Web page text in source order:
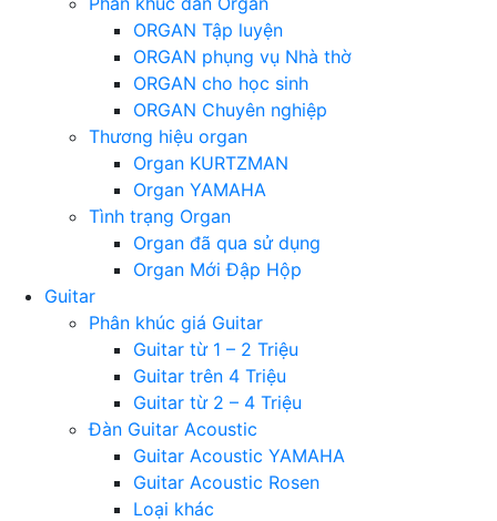
ORGAN Tập luyện
ORGAN phụng vụ Nhà thờ
ORGAN cho học sinh
ORGAN Chuyên nghiệp
Thương hiệu organ
Organ KURTZMAN
Organ YAMAHA
Tình trạng Organ
Organ đã qua sử dụng
Organ Mới Đập Hộp
Guitar
Phân khúc giá Guitar
Guitar từ 1 – 2 Triệu
Guitar trên 4 Triệu
Guitar từ 2 – 4 Triệu
Đàn Guitar Acoustic
Guitar Acoustic YAMAHA
Guitar Acoustic Rosen
Loại khác